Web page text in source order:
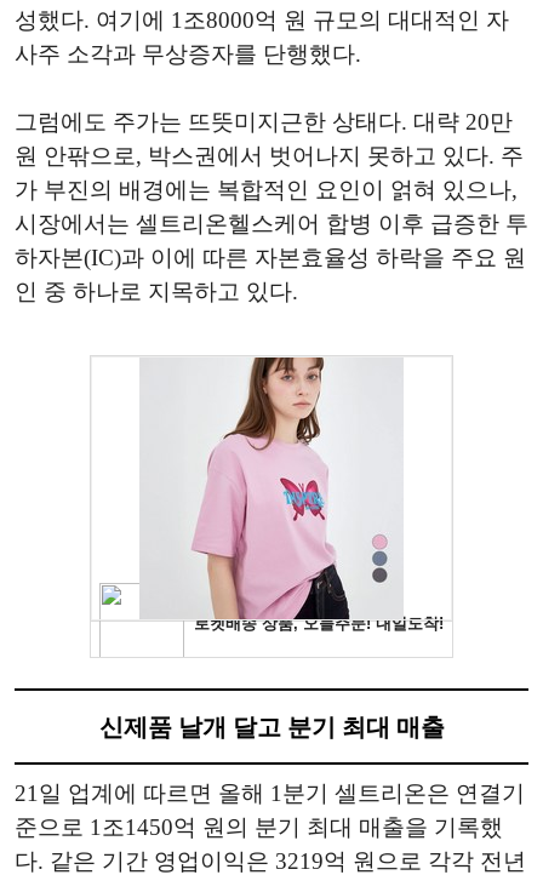
성했다. 여기에 1조8000억 원 규모의 대대적인 자
사주 소각과 무상증자를 단행했다.
그럼에도 주가는 뜨뜻미지근한 상태다. 대략 20만
원 안팎으로, 박스권에서 벗어나지 못하고 있다. 주
가 부진의 배경에는 복합적인 요인이 얽혀 있으나,
시장에서는 셀트리온헬스케어 합병 이후 급증한 투
하자본(IC)과 이에 따른 자본효율성 하락을 주요 원
인 중 하나로 지목하고 있다.
신제품 날개 달고 분기 최대 매출
21일 업계에 따르면 올해 1분기 셀트리온은 연결기
준으로 1조1450억 원의 분기 최대 매출을 기록했
다. 같은 기간 영업이익은 3219억 원으로 각각 전년